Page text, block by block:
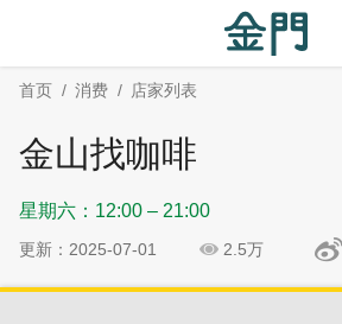
主
首页 消费 店家列表
金山找咖啡
星期六：12:00 – 21:00
更新：2025-07-01 2.5万
社